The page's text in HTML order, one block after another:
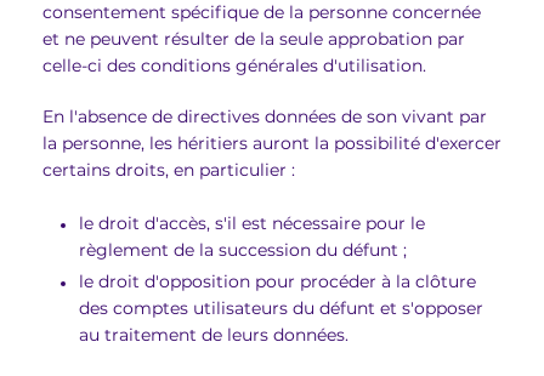
consentement spécifique de la personne concernée
et ne peuvent résulter de la seule approbation par
celle-ci des conditions générales d'utilisation.
En l'absence de directives données de son vivant par
la personne, les héritiers auront la possibilité d'exercer
certains droits, en particulier :
le droit d'accès, s'il est nécessaire pour le
règlement de la succession du défunt ;
le droit d'opposition pour procéder à la clôture
des comptes utilisateurs du défunt et s'opposer
au traitement de leurs données.